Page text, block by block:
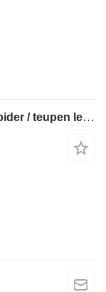
ATN MG23 - 23 m bi-energy tracked spider / teupen leo 23 cmc platfor